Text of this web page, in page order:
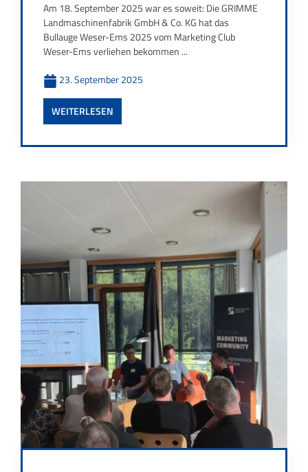
Am 18. September 2025 war es soweit: Die GRIMME
Landmaschinenfabrik GmbH & Co. KG hat das
Bullauge Weser-Ems 2025 vom Marketing Club
Weser-Ems verliehen bekommen ...
23. September 2025
WEITERLESEN